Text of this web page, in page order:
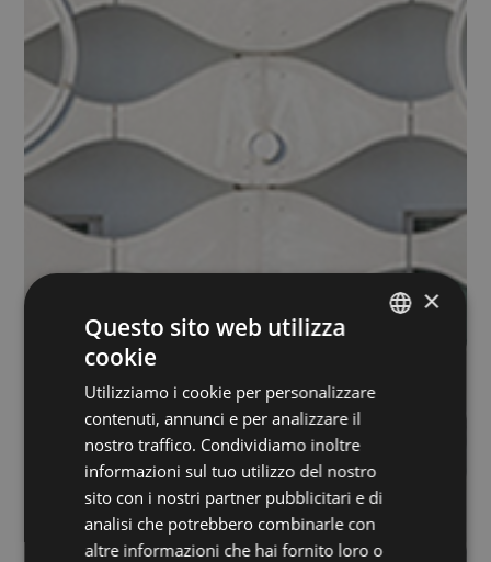
ENGLISH
×
Questo sito web utilizza
cookie
Utilizziamo i cookie per personalizzare
contenuti, annunci e per analizzare il
nostro traffico. Condividiamo inoltre
informazioni sul tuo utilizzo del nostro
sito con i nostri partner pubblicitari e di
analisi che potrebbero combinarle con
altre informazioni che hai fornito loro o